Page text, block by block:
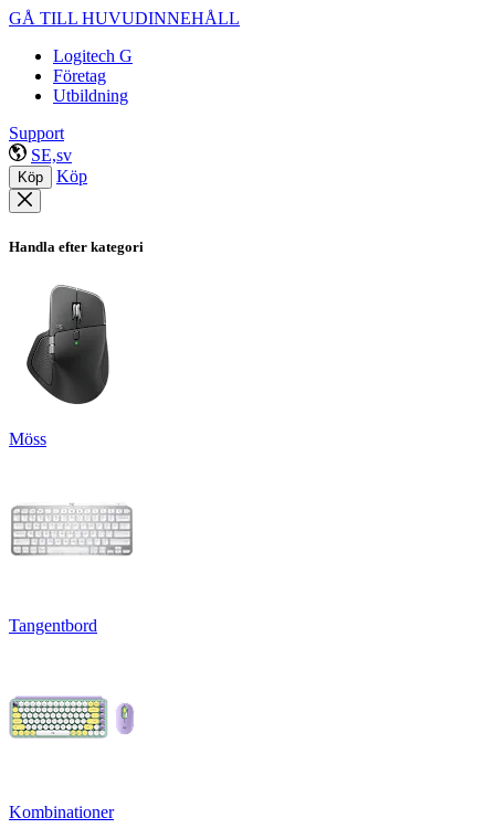
GÅ TILL HUVUDINNEHÅLL
Logitech G
Företag
Utbildning
Support
SE,sv
Köp Köp
Handla efter kategori
Möss
Tangentbord
Kombinationer